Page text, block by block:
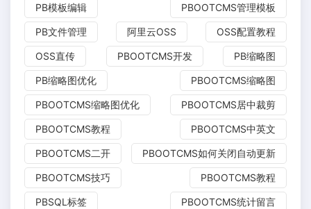
PB模板编辑 PBOOTCMS管理模板
PB文件管理 阿里云OSS OSS配置教程
OSS直传 PBOOTCMS开发 PB缩略图
PB缩略图优化 PBOOTCMS缩略图
PBOOTCMS缩略图优化 PBOOTCMS居中裁剪
PBOOTCMS教程 PBOOTCMS中英文
PBOOTCMS二开 PBOOTCMS如何关闭自动更新
PBOOTCMS技巧 PBOOTCMS教程
PBSQL标签 PBOOTCMS统计留言